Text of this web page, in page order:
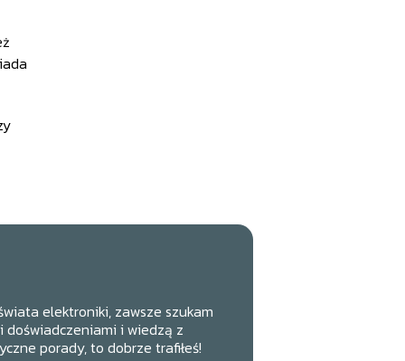
elektroniki, zawsze szukam
doświadczeniami i wiedzą z
porady, to dobrze trafiłeś!